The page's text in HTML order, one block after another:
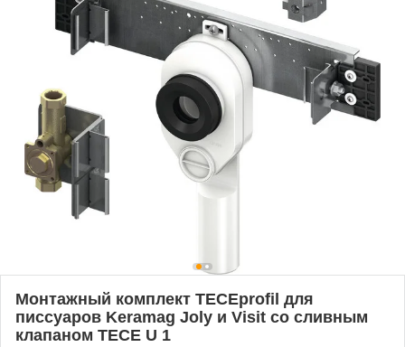
Монтажный комплект TECEprofil для
писсуаров Keramag Joly и Visit со сливным
клапаном TECE U 1